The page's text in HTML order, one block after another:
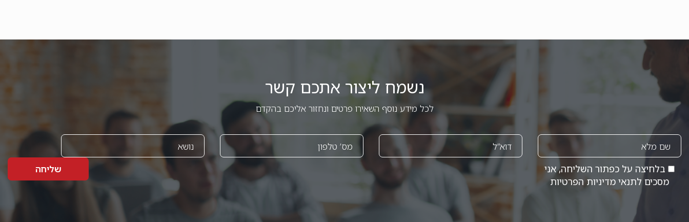
נשמח ליצור אתכם קשר
לכל מידע נוסף השאירו פרטים ונחזור אליכם בהקדם
שליחה
בלחיצה על כפתור השליחה, אני
מסכים לתנאי מדיניות הפרטיות